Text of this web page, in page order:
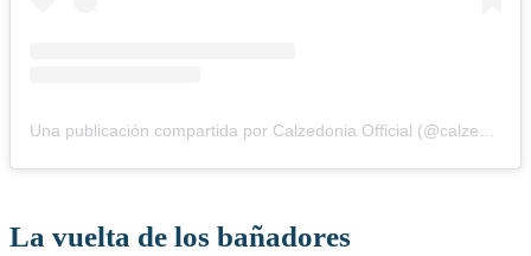
La vuelta de los bañadores